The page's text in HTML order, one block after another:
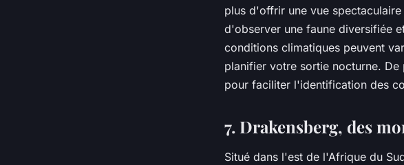
plus d'offrir une vue
d'observer une faune diversifiée
conditions climatiques peuvent
planifier votre sortie nocturne.
pour faciliter l'identification des
7. Drakensberg, des
Situé dans l'est de l'Afrique du